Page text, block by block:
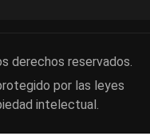
derechos reservados.
por las leyes
intelectual.